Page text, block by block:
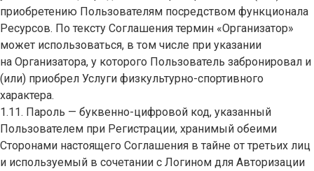
приобретению Пользователям посредством функционала
Ресурсов. По тексту Соглашения термин «Организатор»
может использоваться, в том числе при указании
на Организатора, у которого Пользователь забронировал и
(или) приобрел Услуги физкультурно-спортивного
характера.
1.11. Пароль — буквенно-цифровой код, указанный
Пользователем при Регистрации, хранимый обеими
Сторонами настоящего Соглашения в тайне от третьих лиц
и используемый в сочетании с Логином для Авторизации